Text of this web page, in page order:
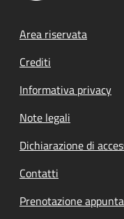
Footer menu
Area riservata
Crediti
Informativa privacy
Note legali
Dichiarazione di
Contatti
Prenotazione